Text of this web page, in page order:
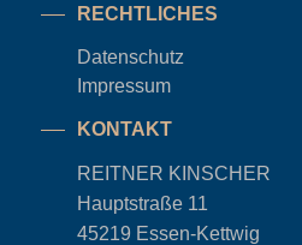
RECHTLICHES
Datenschutz
Impressum
KONTAKT
REITNER KINSCHER
Hauptstraße 11
45219 Essen-Kettwig